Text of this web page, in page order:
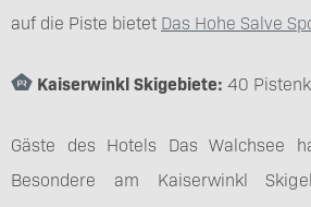
auf die Piste bietet Das Hohe Salve
Kaiserwinkl Skigebiete: 40
Gäste des Hotels Das Walchsee
Besondere am Kaiserwinkl